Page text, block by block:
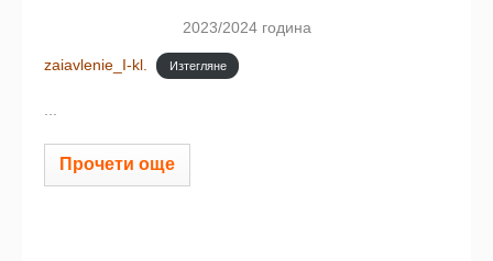
2023/2024 година
zaiavlenie_I-kl. Изтегляне
Прочети още